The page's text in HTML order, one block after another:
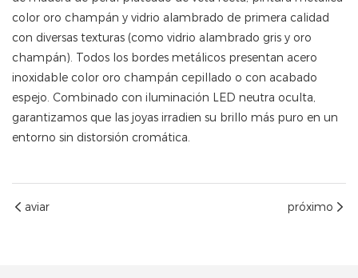
color oro champán y vidrio alambrado de primera calidad
con diversas texturas (como vidrio alambrado gris y oro
champán). Todos los bordes metálicos presentan acero
inoxidable color oro champán cepillado o con acabado
espejo. Combinado con iluminación LED neutra oculta,
garantizamos que las joyas irradien su brillo más puro en un
entorno sin distorsión cromática.
aviar próximo